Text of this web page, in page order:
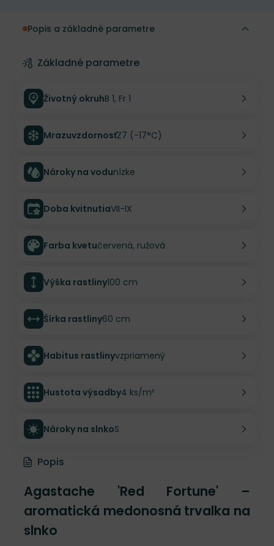
Popis a základné parametre
Základné parametre
Životný okruhB 1, Fr 1
MrazuvzdornosťZ7 (-17°C)
Nároky na vodunízke
Doba kvitnutiaVII-IX
Farba kvetučervená, ružová
Výška rastliny100 cm
Šírka rastliny60 cm
Habitus rastlinyvzpriamený
Hustota výsadby4 ks/m²
Nároky na slnkoS
Popis
Agastache 'Red Fortune' –
aromatická medonosná trvalka na
slnko